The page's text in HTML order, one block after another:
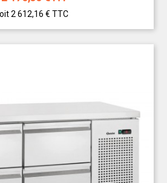
2 612,16 € TTC